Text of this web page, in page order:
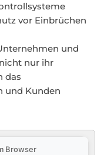
vor Einbrüchen
und
nur ihr
das
und Kunden
Browser